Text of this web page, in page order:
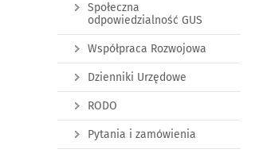
Społeczna
odpowiedzialność GUS
Współpraca Rozwojowa
Dzienniki Urzędowe
RODO
Pytania i zamówienia